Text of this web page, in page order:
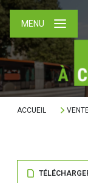
MENU
ACCUEIL